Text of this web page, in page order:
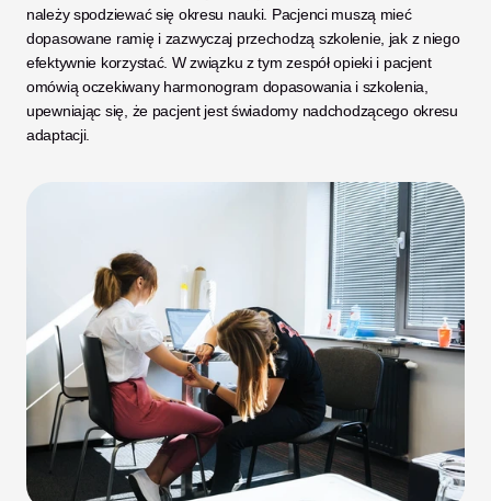
należy spodziewać się okresu nauki. Pacjenci muszą mieć
dopasowane ramię i zazwyczaj przechodzą szkolenie, jak z niego
efektywnie korzystać. W związku z tym zespół opieki i pacjent
omówią oczekiwany harmonogram dopasowania i szkolenia,
upewniając się, że pacjent jest świadomy nadchodzącego okresu
adaptacji.